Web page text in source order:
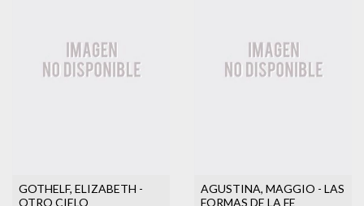
GOTHELF, ELIZABETH -
OTRO CIELO
AGUSTINA, MAGGIO - LAS
FORMAS DE LA FE